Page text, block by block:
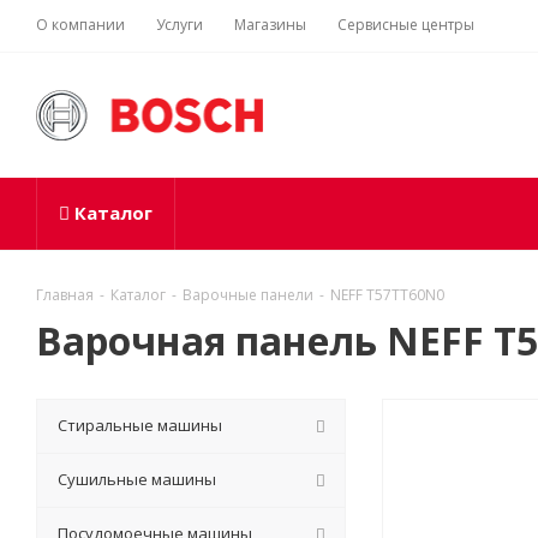
О компании Услуги Магазины Сервисные центры
Каталог
Главная - Каталог - Варочные панели - NEFF T57TT60N0
Варочная панель NEFF
Стиральные машины
Сушильные машины
Посудомоечные машины